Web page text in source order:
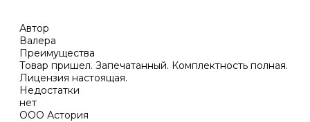
Автор
Валера
Преимущества
Товар пришел. Запечатанный. Комплектность полная.
Лицензия настоящая.
Недостатки
нет
ООО Астория